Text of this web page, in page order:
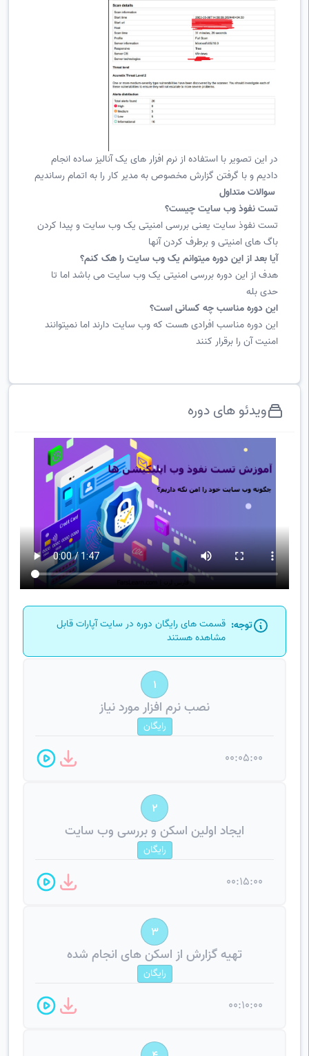
در این تصویر با استفاده از نرم افزار های یک آنالیز ساده انجام
دادیم و با گرفتن گزارش مخصوص به مدیر کار را به اتمام رساندیم
سوالات متداول
تست نفوذ وب سایت چیست؟
تست نفوذ سایت یعنی بررسی امنیتی یک وب سایت و پیدا کردن
باگ های امنیتی و برطرف کردن آنها
آیا بعد از این دوره میتوانم یک وب سایت را هک کنم؟
هدف از این دوره بررسی امنیتی یک وب سایت می باشد اما تا
حدی بله
این دوره مناسب چه کسانی است؟
این دوره مناسب افرادی هست که وب سایت دارند اما نمیتوانند
امنیت آن را برقرار کنند
ویدئو های دوره
توجه: قسمت های رایگان دوره در سایت آپارات قابل
مشاهده هستند
1
نصب نرم افزار مورد نیاز
رایگان
00:05:00
2
ایجاد اولین اسکن و بررسی وب سایت
رایگان
00:15:00
3
تهیه گزارش از اسکن های انجام شده
رایگان
00:10:00